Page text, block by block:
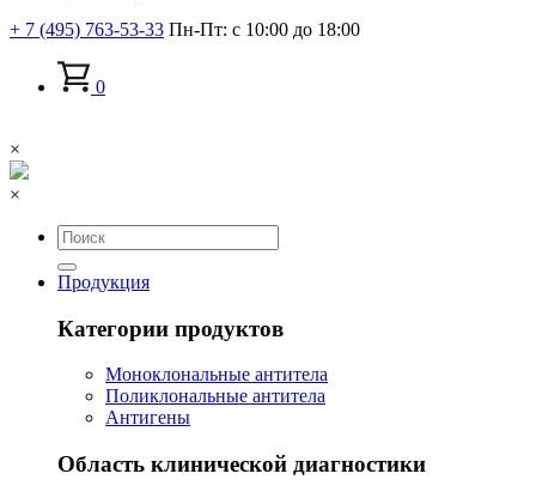
+ 7 (495) 763-53-33 Пн-Пт: с 10:00 до 18:00
0
×
×
Продукция
Категории продуктов
Моноклональные антитела
Поликлональные антитела
Антигены
Область клинической диагностики